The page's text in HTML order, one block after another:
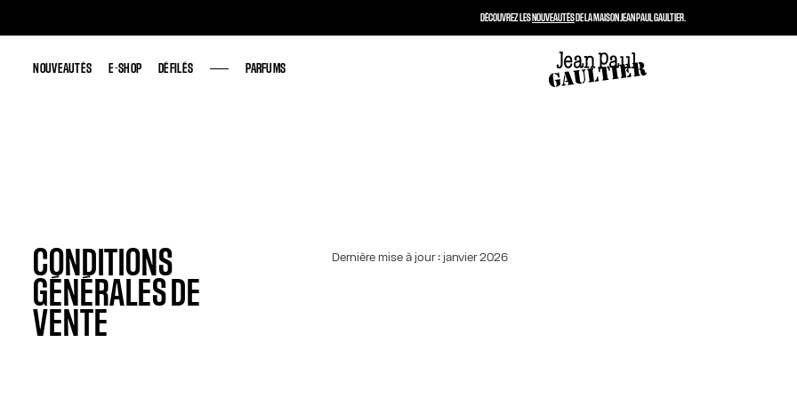
NOUVEAUTÉS E-SHOP DÉFILÉS PARFUMS
NOUVEAUTÉS E-SHOP DÉFILÉS PARFUMS
CONDITIONS
GÉNÉRALES DE
VENTE
Dernière mise à jour : janvier 2026
DÉCOUVREZ LESNOUVEAUTÉSDE LA MAISON JEAN PAUL GAULTIER.